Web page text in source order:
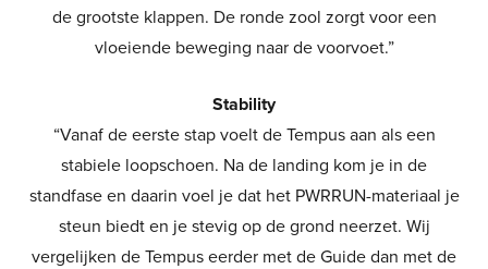
de grootste klappen. De ronde zool zorgt voor een
vloeiende beweging naar de voorvoet.”
Stability
“Vanaf de eerste stap voelt de Tempus aan als een
stabiele loopschoen. Na de landing kom je in de
standfase en daarin voel je dat het PWRRUN-materiaal je
steun biedt en je stevig op de grond neerzet. Wij
vergelijken de Tempus eerder met de Guide dan met de